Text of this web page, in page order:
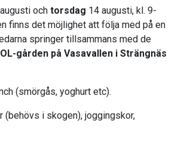
och torsdag 14 augusti, kl. 9-
finns det möjlighet att följa med på en
springer tillsammans med de
gården på Vasavallen i Strängnäs
(smörgås, yoghurt etc).
(behövs i skogen), joggingskor,